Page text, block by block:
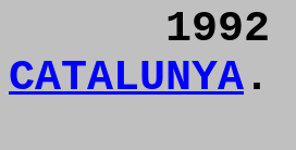
CATALUNYA .